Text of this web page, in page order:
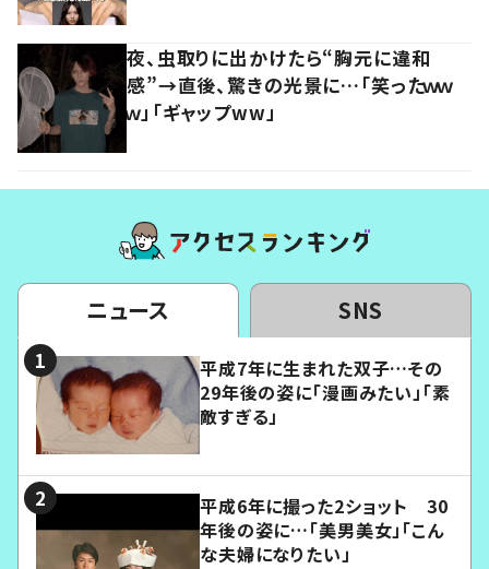
夜、虫取りに出かけたら“胸元に違和
感”→直後、驚きの光景に…「笑ったｗｗ
ｗ」「ギャップww」
ニュース SNS
平成7年に生まれた双子…その
29年後の姿に「漫画みたい」「素
敵すぎる」
平成6年に撮った2ショット 30
年後の姿に…「美男美女」「こん
な夫婦になりたい」